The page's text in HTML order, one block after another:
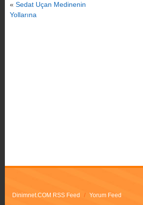
« Sedat Uçan Medinenin
Yollarına
Dinimnet.COM RSS Feed / Yorum Feed